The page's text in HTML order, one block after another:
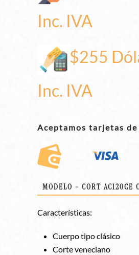
Inc. IVA
$255
Inc. IVA
Aceptamos tarjetas
MODELO - CORT AC120CE
Características:
Cuerpo tipo clásico
Corte veneciano